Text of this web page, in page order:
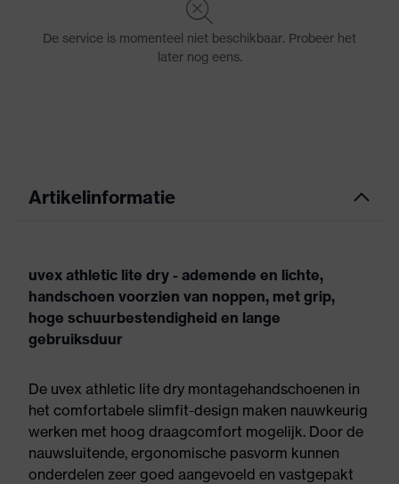
Artikelinformatie
uvex athletic lite dry - ademende en lichte,
handschoen voorzien van noppen, met grip,
hoge schuurbestendigheid en lange
gebruiksduur
De uvex athletic lite dry montagehandschoenen in
het comfortabele slimfit-design maken nauwkeurig
werken met hoog draagcomfort mogelijk. Door de
nauwsluitende, ergonomische pasvorm kunnen
onderdelen zeer goed aangevoeld en vastgepakt